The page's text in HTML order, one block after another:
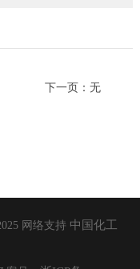
下一页：无
网络支持 中国化工